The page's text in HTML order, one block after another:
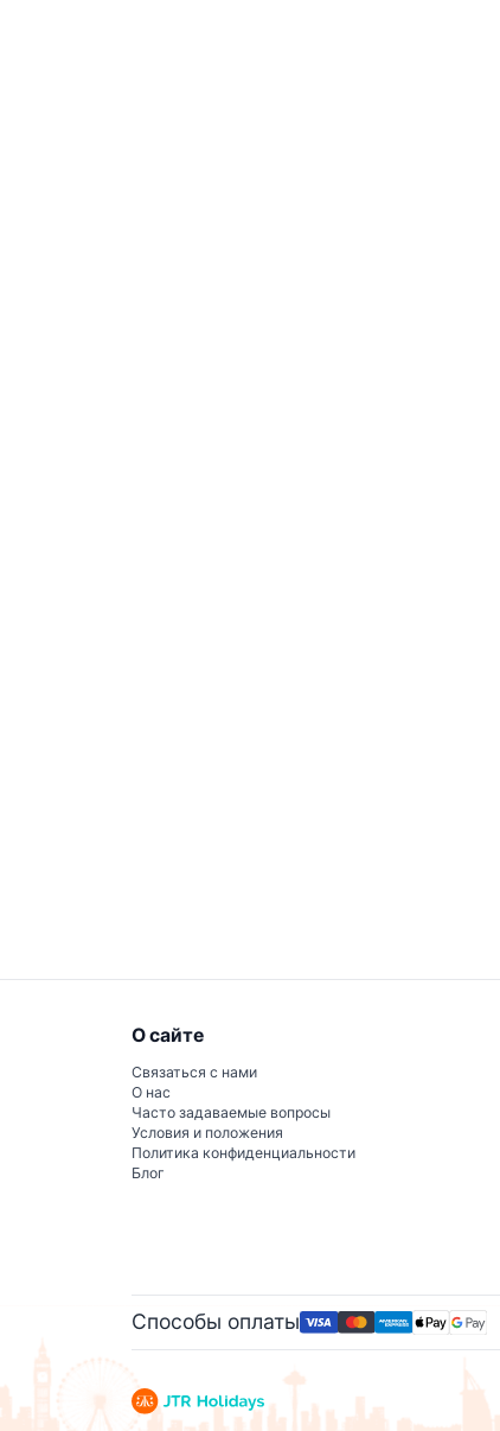
О сайте
Связаться с нами
О нас
Часто задаваемые вопросы
Условия и положения
Политика конфиденциальности
Блог
Способы оплаты